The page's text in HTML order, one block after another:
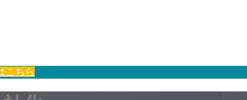
こちら